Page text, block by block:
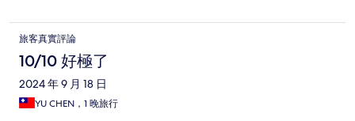
旅客真實評論
10/10 好極了
2024 年 9 月 18 日
YU CHEN，1 晚旅行